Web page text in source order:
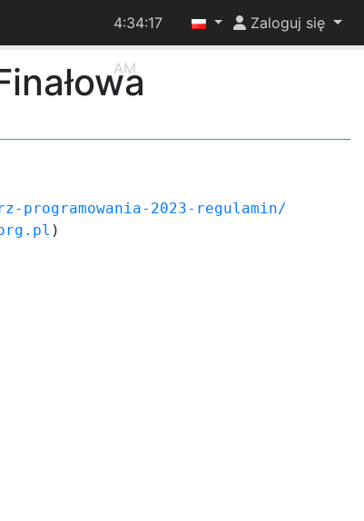
4:34:17
AM
Zaloguj się
2023-regulamin/
)